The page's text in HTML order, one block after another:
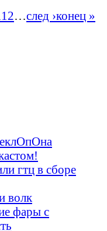
12 след ›конец »
гтц в сборе
волк
фары с